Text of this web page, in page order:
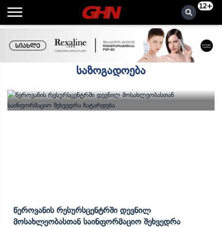
12+
საზოგადოება
Წეროვანის Რესურსცენტრში Დევნილ
Მოსახლეობასთან Საინფორმაციო Შეხვედრა